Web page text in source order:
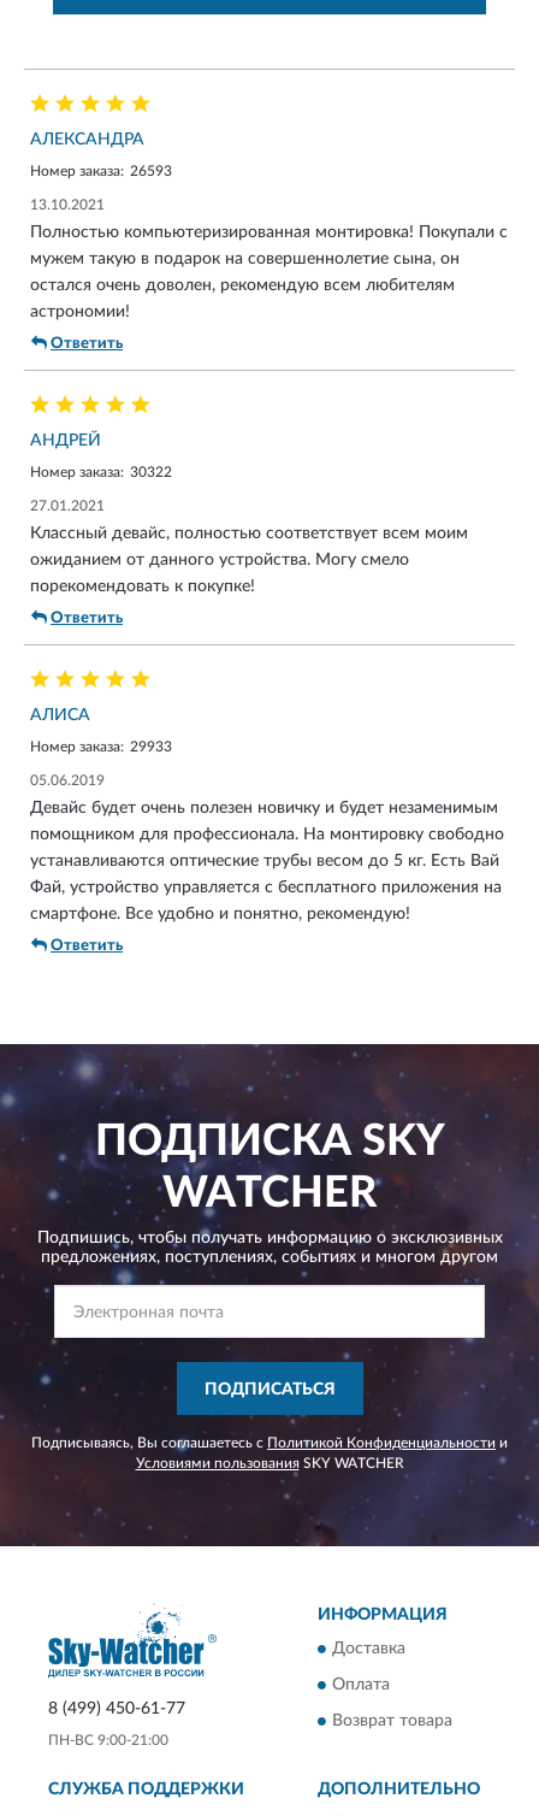
АЛЕКСАНДРА
Номер заказа: 26593
13.10.2021
Полностью компьютеризированная монтировка! Покупали с
мужем такую в подарок на совершеннолетие сына, он
остался очень доволен, рекомендую всем любителям
астрономии!
Ответить
АНДРЕЙ
Номер заказа: 30322
27.01.2021
Классный девайс, полностью соответствует всем моим
ожиданием от данного устройства. Могу смело
порекомендовать к покупке!
Ответить
АЛИСА
Номер заказа: 29933
05.06.2019
Девайс будет очень полезен новичку и будет незаменимым
помощником для профессионала. На монтировку свободно
устанавливаются оптические трубы весом до 5 кг. Есть Вай
Фай, устройство управляется с бесплатного приложения на
смартфоне. Все удобно и понятно, рекомендую!
Ответить
ПОДПИСКАSKY
WATCHER
Подпишись, чтобы получать информацию о эксклюзивных
предложениях, поступлениях, событиях и многом другом
ПОДПИСАТЬСЯ
Подписываясь, Вы соглашаетесь с Политикой Конфиденциальности и
Условиями пользованияSKY WATCHER
8 (499) 450-61-77
ПН-ВС 9:00-21:00
ИНФОРМАЦИЯ
Доставка
Оплата
Возврат товара
СЛУЖБА ПОДДЕРЖКИ ДОПОЛНИТЕЛЬНО